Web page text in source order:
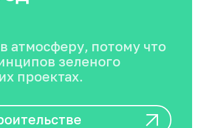
атмосферу, потому что
зеленого
проектах.